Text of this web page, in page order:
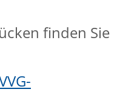
finden Sie